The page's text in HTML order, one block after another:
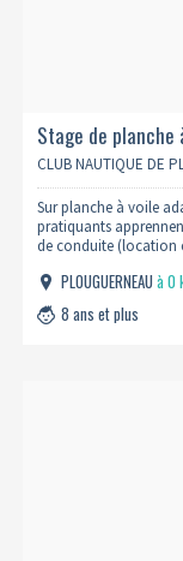
Stage de planche
CLUB NAUTIQUE DE
Sur planche à voile
pratiquants
de conduite (location
PLOUGUERNEAUà 0
8 ans et plus